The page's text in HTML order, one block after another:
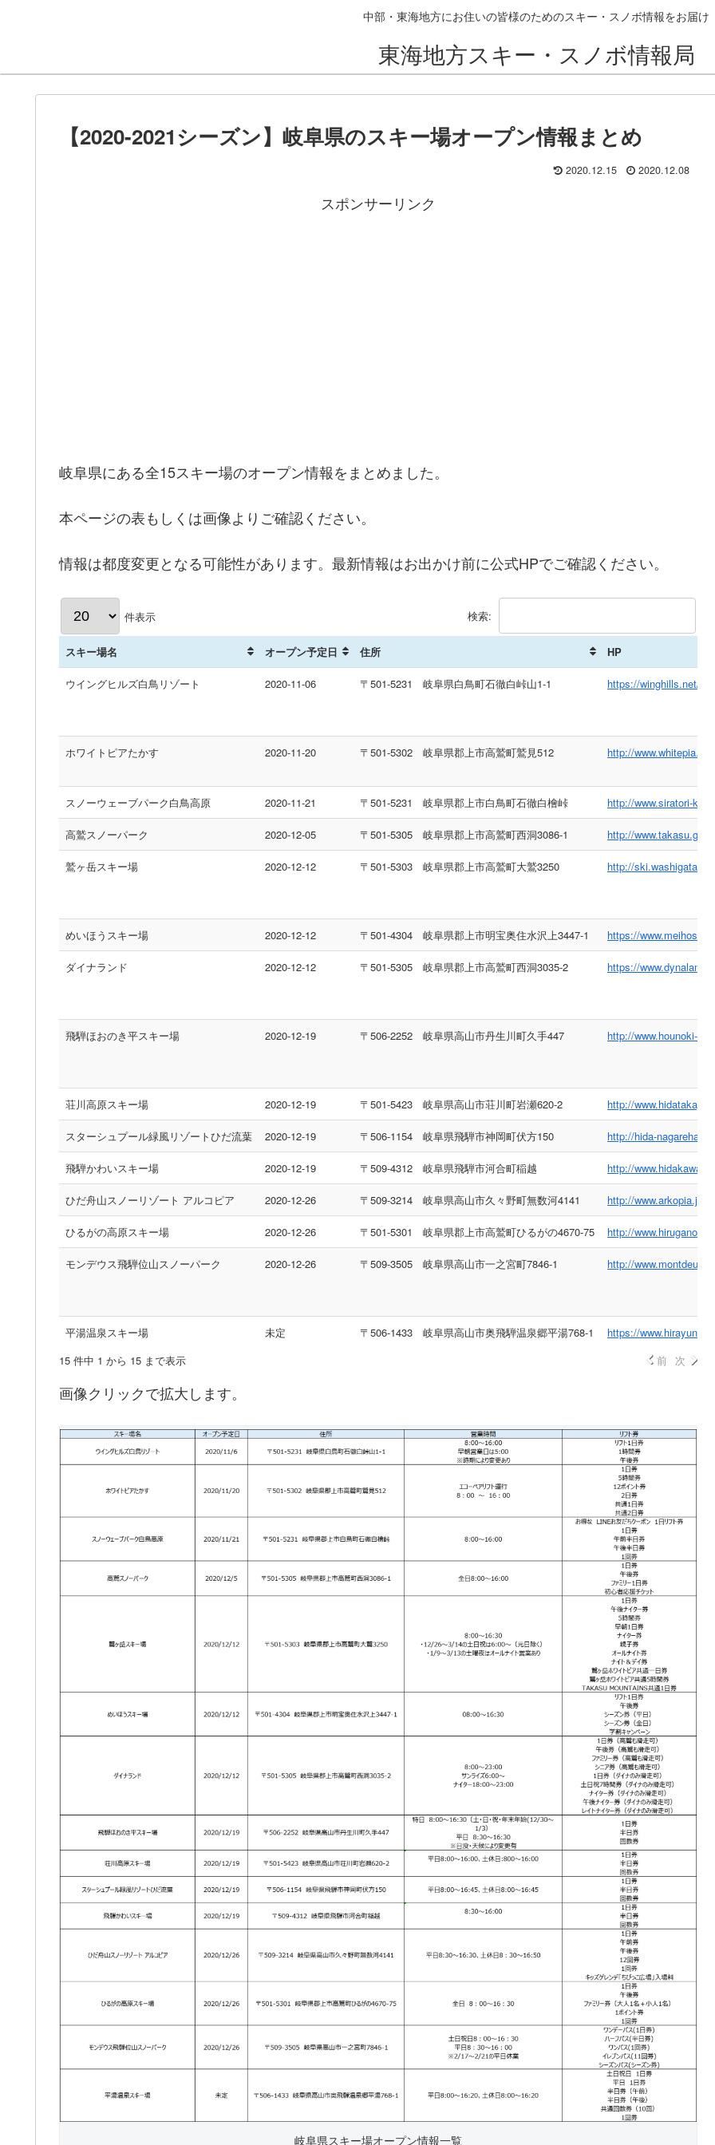
中部・東海地方にお住いの皆様のためのスキー・スノボ情報をお届け
東海地方スキー・スノボ情報局
【2020-2021シーズン】岐阜県のスキー場オープン情報まとめ
2020.12.15 2020.12.08
スポンサーリンク
岐阜県にある全15スキー場のオープン情報をまとめました。
本ページの表もしくは画像よりご確認ください。
情報は都度変更となる可能性があります。最新情報はお出かけ前に公式HPでご確認ください。
件表示 検索:
スキー場名 オープン予定日 住所 HP
ウイングヒルズ白鳥リゾート 2020-11-06 〒501-5231 岐阜県白鳥町石徹白峠山1-1 https://winghills.net/
ホワイトピアたかす 2020-11-20 〒501-5302 岐阜県郡上市高鷲町鷲見512 http://www.whitepia.jp/
スノーウェーブパーク白鳥高原 2020-11-21 〒501-5231 岐阜県郡上市白鳥町石徹白檜峠 http://www.siratori-k.jp/
高鷲スノーパーク 2020-12-05 〒501-5305 岐阜県郡上市高鷲町西洞3086-1 http://www.takasu.gr.jp
鷲ヶ岳スキー場 2020-12-12 〒501-5303 岐阜県郡上市高鷲町大鷲3250 http://ski.washigatake.jp
めいほうスキー場 2020-12-12 〒501-4304 岐阜県郡上市明宝奥住水沢上3447-1 https://
ダイナランド 2020-12-12 〒501-5305 岐阜県郡上市高鷲町西洞3035-2 https://
飛騨ほおのき平スキー場 2020-12-19 〒506-2252 岐阜県高山市丹生川町久手447 http://www.hounoki-
荘川高原スキー場 2020-12-19 〒501-5423 岐阜県高山市荘川町岩瀬620-2 http://
スターシュプール緑風リゾートひだ流葉 2020-12-19 〒506-1154 岐阜県飛騨市神岡町伏方150 http://hida-
飛騨かわいスキー場 2020-12-19 〒509-4312 岐阜県飛騨市河合町稲越 http://
ひだ舟山スノーリゾート アルコピア 2020-12-26 〒509-3214 岐阜県高山市久々野町無数河4141 http://www.arkopia.jp/
ひるがの高原スキー場 2020-12-26 〒501-5301 岐阜県郡上市高鷲町ひるがの4670-75 http://
モンデウス飛騨位山スノーパーク 2020-12-26 〒509-3505 岐阜県高山市一之宮町7846-1 http://
平湯温泉スキー場 未定 〒506-1433 岐阜県高山市奥飛騨温泉郷平湯768-1 https://
15 件中 1 から 15 まで表示
前 次
画像クリックで拡大します。
岐阜県スキー場オープン情報一覧